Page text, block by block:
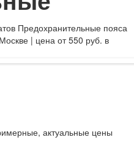
актуальные цены